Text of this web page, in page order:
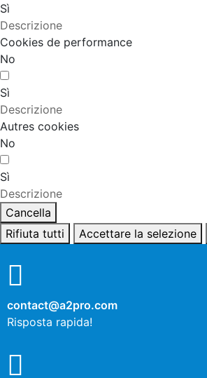
Sì
Descrizione
Cookies de performance
No
Sì
Descrizione
Autres cookies
No
Sì
Descrizione
Cancella
Rifiuta tutti
Accettare la selezione
contact@a2pro.com
Risposta rapida!